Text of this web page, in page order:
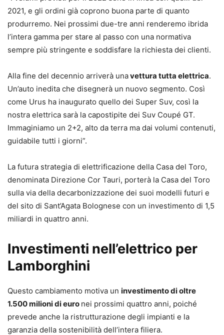
2021, e gli ordini già coprono buona parte di quanto
produrremo. Nei prossimi due-tre anni renderemo ibrida
l’intera gamma per stare al passo con una normativa
sempre più stringente e soddisfare la richiesta dei clienti.
Alla fine del decennio arriverà unavettura tutta elettrica.
Un’auto inedita che disegnerà un nuovo segmento. Così
come Urus ha inaugurato quello dei Super Suv, così la
nostra elettrica sarà la capostipite dei Suv Coupé GT.
Immaginiamo un 2+2, alto da terra ma dai volumi contenuti,
guidabile tutti i giorni”.
La futura strategia di elettrificazione della Casa del Toro,
denominata Direzione Cor Tauri, porterà la Casa del Toro
sulla via della decarbonizzazione dei suoi modelli futuri e
del sito di Sant’Agata Bolognese con un investimento di 1,5
miliardi in quattro anni.
Investimenti nell’elettrico per
Lamborghini
Questo cambiamento motiva un investimento di oltre
1.500 milioni di euro nei prossimi quattro anni, poiché
prevede anche la ristrutturazione degli impianti e la
garanzia della sostenibilità dell’intera filiera.